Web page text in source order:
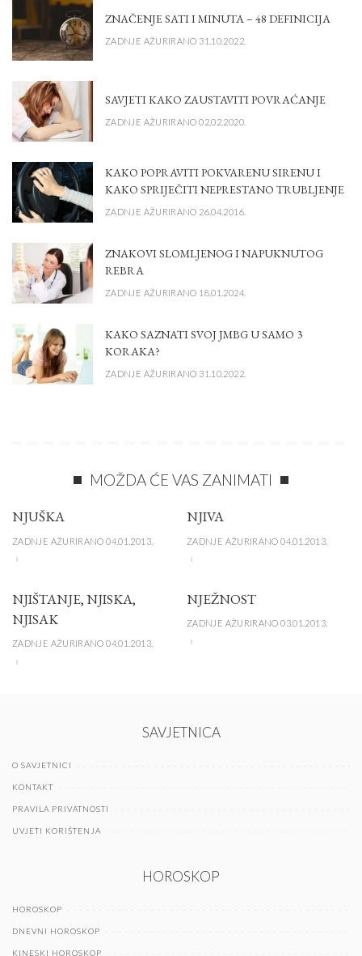
ZNAČENJE SATI I MINUTA – 48 DEFINICIJA
ZADNJE AŽURIRANO 31.10.2022.
SAVJETI KAKO ZAUSTAVITI POVRAĆANJE
ZADNJE AŽURIRANO 02.02.2020.
KAKO POPRAVITI POKVARENU SIRENU I
KAKO SPRIJEČITI NEPRESTANO TRUBLJENJE
ZADNJE AŽURIRANO 26.04.2016.
ZNAKOVI SLOMLJENOG I NAPUKNUTOG
REBRA
ZADNJE AŽURIRANO 18.01.2024.
KAKO SAZNATI SVOJ JMBG U SAMO 3
KORAKA?
ZADNJE AŽURIRANO 31.10.2022.
MOŽDA ĆE VAS ZANIMATI
NJUŠKA
ZADNJE AŽURIRANO 04.01.2013.
NJIVA
ZADNJE AŽURIRANO 04.01.2013.
NJIŠTANJE, NJISKA,
NJISAK
ZADNJE AŽURIRANO 04.01.2013.
NJEŽNOST
ZADNJE AŽURIRANO 03.01.2013.
SAVJETNICA
O SAVJETNICI
KONTAKT
PRAVILA PRIVATNOSTI
UVJETI KORIŠTENJA
HOROSKOP
HOROSKOP
DNEVNI HOROSKOP
KINESKI HOROSKOP